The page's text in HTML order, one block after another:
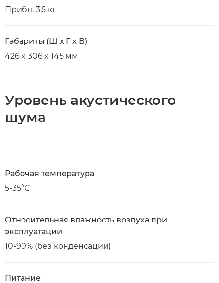
Прибл. 3,5 кг
Габариты (Ш x Г x В)
426 x 306 x 145 мм
Уровень акустического
шума
Рабочая температура
5-35°C
Относительная влажность воздуха при
эксплуатации
10-90% (без конденсации)
Питание